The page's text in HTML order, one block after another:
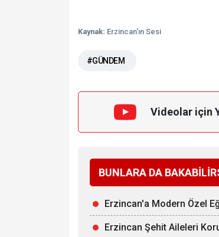
Kaynak: Erzincan'ın Sesi
#GÜNDEM
Videolar için
BUNLARA DA
Erzincan'a Modern Özel
Erzincan Şehit Aileleri